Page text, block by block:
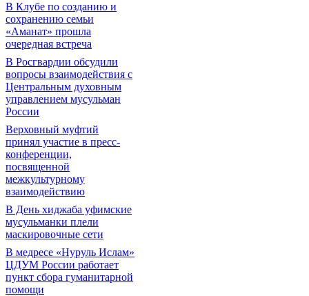
В Клубе по созданию и
сохранению семьи
«Аманат» прошла
очередная встреча
В Росгвардии обсудили
вопросы взаимодействия с
Центральным духовным
управлением мусульман
России
Верховный муфтий
принял участие в пресс-
конференции,
посвященной
межкультурному
взаимодействию
В День хиджаба уфимские
мусульманки плели
маскировочные сети
В медресе «Нуруль Ислам»
ЦДУМ России работает
пункт сбора гуманитарной
помощи